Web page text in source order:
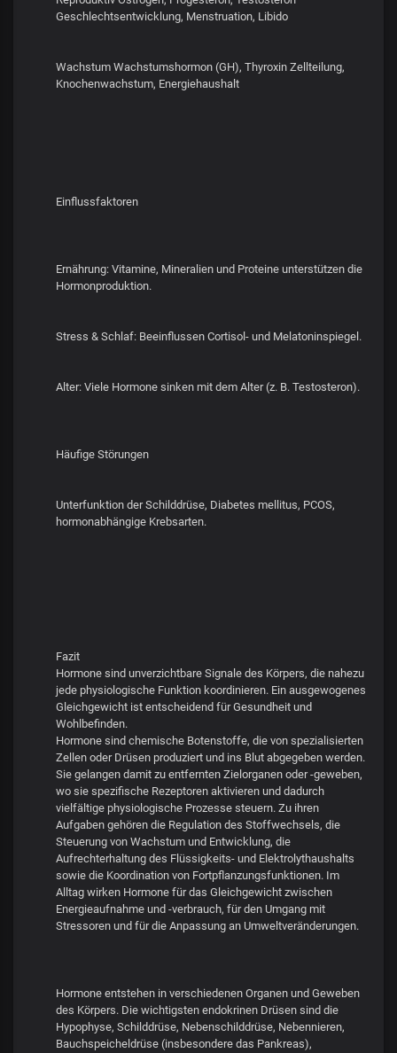
Geschlechtsentwicklung, Menstruation, Libido
Wachstum Wachstumshormon (GH), Thyroxin Zellteilung,
Knochenwachstum, Energiehaushalt
Einflussfaktoren
Ernährung: Vitamine, Mineralien und Proteine unterstützen die
Hormonproduktion.
Stress & Schlaf: Beeinflussen Cortisol- und Melatoninspiegel.
Alter: Viele Hormone sinken mit dem Alter (z. B. Testosteron).
Häufige Störungen
Unterfunktion der Schilddrüse, Diabetes mellitus, PCOS,
hormonabhängige Krebsarten.
Fazit
Hormone sind unverzichtbare Signale des Körpers, die nahezu
jede physiologische Funktion koordinieren. Ein ausgewogenes
Gleichgewicht ist entscheidend für Gesundheit und
Wohlbefinden.
Hormone sind chemische Botenstoffe, die von spezialisierten
Zellen oder Drüsen produziert und ins Blut abgegeben werden.
Sie gelangen damit zu entfernten Zielorganen oder -geweben,
wo sie spezifische Rezeptoren aktivieren und dadurch
vielfältige physiologische Prozesse steuern. Zu ihren
Aufgaben gehören die Regulation des Stoffwechsels, die
Steuerung von Wachstum und Entwicklung, die
Aufrechterhaltung des Flüssigkeits- und Elektrolythaushalts
sowie die Koordination von Fortpflanzungsfunktionen. Im
Alltag wirken Hormone für das Gleichgewicht zwischen
Energieaufnahme und -verbrauch, für den Umgang mit
Stressoren und für die Anpassung an Umweltveränderungen.
Hormone entstehen in verschiedenen Organen und Geweben
des Körpers. Die wichtigsten endokrinen Drüsen sind die
Hypophyse, Schilddrüse, Nebenschilddrüse, Nebennieren,
Bauchspeicheldrüse (insbesondere das Pankreas),